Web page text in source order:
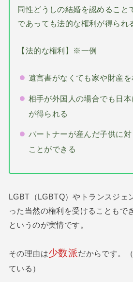
同性どうしの結婚を認めること
であっても法的な権利が得られ
【法的な権利】※一例
遺言書がなくても家や財産
相手が外国人の場合でも日
が得られる
パートナーが産んだ子供に
ことができる
LGBT（LGBTQ）やトランスジェ
った当然の権利を受けることもで
というのが実情です。
その理由は少数派だからです。
ている）